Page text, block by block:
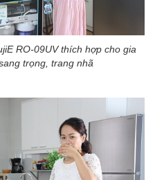
RO-09UV thích hợp cho gia
trọng, trang nhã